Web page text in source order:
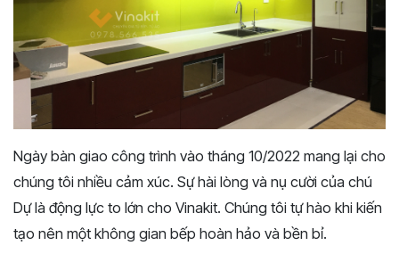
Ngày bàn giao công trình vào tháng 10/2022 mang lại cho
chúng tôi nhiều cảm xúc. Sự hài lòng và nụ cười của chú
Dự là động lực to lớn cho Vinakit. Chúng tôi tự hào khi kiến
tạo nên một không gian bếp hoàn hảo và bền bỉ.